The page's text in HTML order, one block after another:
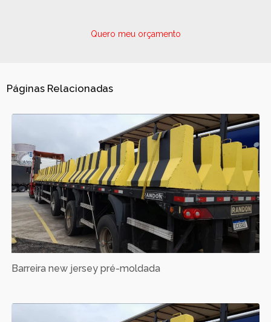
Quero meu orçamento
Páginas Relacionadas
Barreira new jersey pré-moldada